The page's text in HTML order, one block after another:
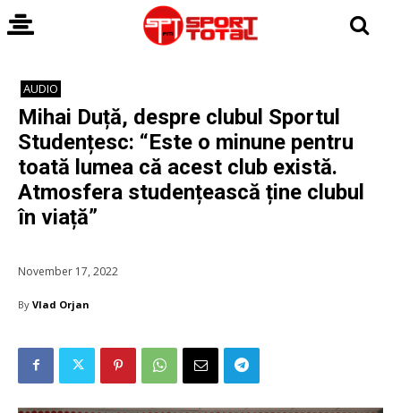
AUDIO
Mihai Duță, despre clubul Sportul
Studențesc: “Este o minune pentru
toată lumea că acest club există.
Atmosfera studențească ține clubul
în viață”
November 17, 2022
By Vlad Orjan